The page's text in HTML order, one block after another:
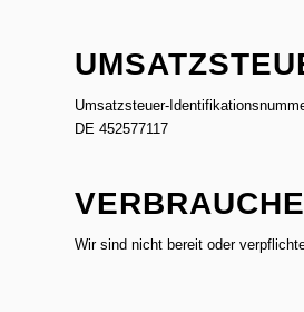
Umsatzsteuer-
DE 452577117
Wir sind nicht bereit oder